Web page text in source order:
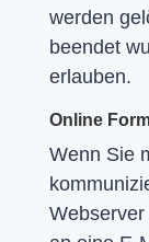
werden
beendet
erlauben.
Online
Wenn Sie